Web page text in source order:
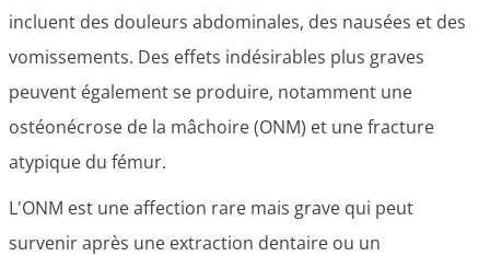
incluent des douleurs abdominales, des nausées et des
vomissements. Des effets indésirables plus graves
peuvent également se produire, notamment une
ostéonécrose de la mâchoire (ONM) et une fracture
atypique du fémur.
L'ONM est une affection rare mais grave qui peut
survenir après une extraction dentaire ou un